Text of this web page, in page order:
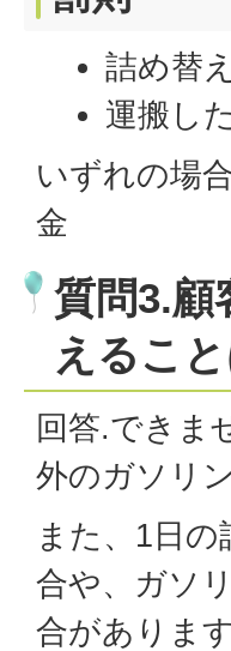
詰め替
運搬し
いずれの場
金
質問3.顧
えるこ
回答.できま
外のガソリ
また、1日
合や、ガソ
合があります